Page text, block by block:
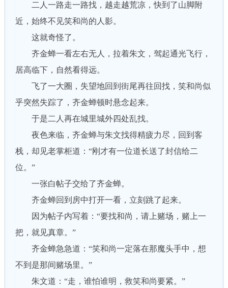
二人一路走一路找，越走越荒凉，快到了山脚附
近，始终不见笑和尚的人影。
这就奇怪了。
齐金蝉一看左右无人，拉着朱文，驾起通光飞行，
居高临下，自然看得远。
飞了一大圈，失望地回到街尾再往回找，笑和尚似
乎突然失踪了，齐金蝉顿时悬念起来。
于是二人再在城里城外四处乱找。
夜色来临，齐金蝉与朱文找得精疲力尽，回到客
栈，却见老掌柜道：“刚才有一位道长送了封信给二
位。”
一张白帖子交给了齐金蝉。
齐金蝉回到房中打开一看，立刻跳了起来。
因为帖子内写着：“要找和尚，请上赌场，赌上一
把，就见真章。”
齐金蝉急急道：“笑和尚一定落在那魔头手中，想
不到是那间赌场里。”
朱文道：“走，谁怕谁明，救笑和尚要紧。”